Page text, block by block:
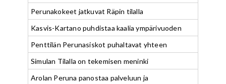
Perunakokeet jatkuvat Räpin tilalla
Kasvis-Kartano puhdistaa kaalia ympärivuoden
Penttilän Perunasiskot puhaltavat yhteen
Simulan Tilalla on tekemisen meninki
Arolan Peruna panostaa palveluun ja